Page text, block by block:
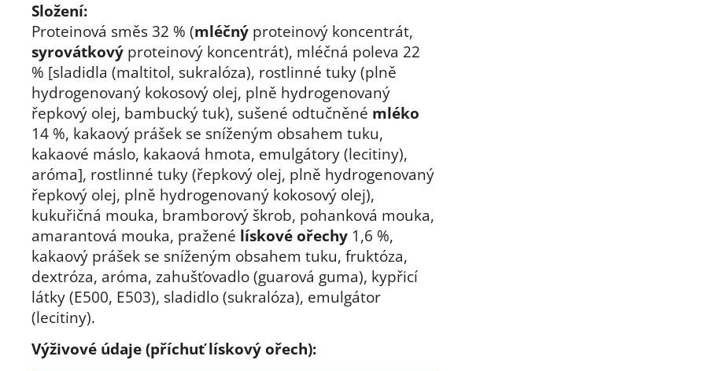
Složení:
Proteinová směs 32 % (mléčný proteinový koncentrát,
syrovátkový proteinový koncentrát), mléčná poleva 22
% [sladidla (maltitol, sukralóza), rostlinné tuky (plně
hydrogenovaný kokosový olej, plně hydrogenovaný
řepkový olej, bambucký tuk), sušené odtučněné mléko
14 %, kakaový prášek se sníženým obsahem tuku,
kakaové máslo, kakaová hmota, emulgátory (lecitiny),
aróma], rostlinné tuky (řepkový olej, plně hydrogenovaný
řepkový olej, plně hydrogenovaný kokosový olej),
kukuřičná mouka, bramborový škrob, pohanková mouka,
amarantová mouka, pražené lískové ořechy 1,6 %,
kakaový prášek se sníženým obsahem tuku, fruktóza,
dextróza, aróma, zahušťovadlo (guarová guma), kypřicí
látky (E500, E503), sladidlo (sukralóza), emulgátor
(lecitiny).
Výživové údaje (příchuť lískový ořech):